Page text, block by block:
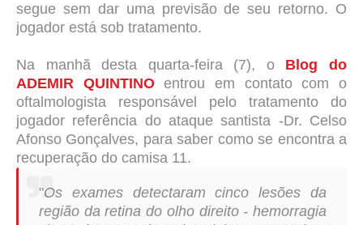
segue sem dar uma previsão de seu retorno. O
jogador está sob tratamento.
Na manhã desta quarta-feira (7), o Blog do
ADEMIR QUINTINOentrou em contato com o
oftalmologista responsável pelo tratamento do
jogador referência do ataque santista -Dr. Celso
Afonso Gonçalves, para saber como se encontra a
recuperação do camisa 11.
"Os exames detectaram cinco lesões da
região da retina do olho direito - hemorragia